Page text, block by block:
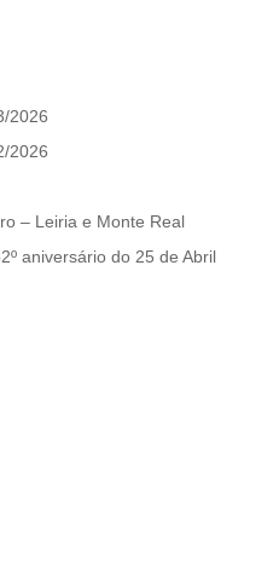
2026
2026
– Leiria e Monte Real
aniversário do 25 de Abril